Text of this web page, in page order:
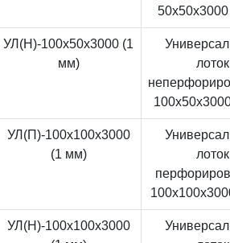
УЛ(Н)-100x50x3000 (1
мм)
лоток
УЛ(П)-100x100x3000
(1 мм)
лоток
УЛ(Н)-100x100x3000